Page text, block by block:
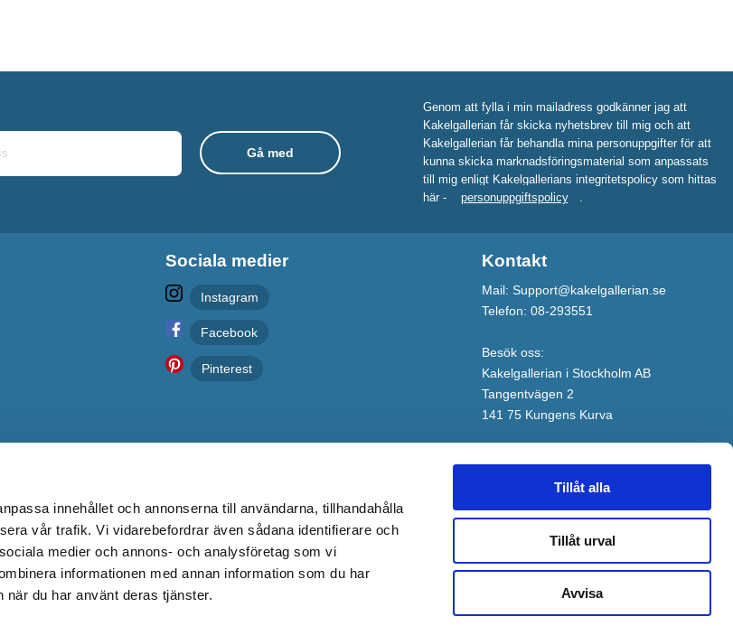
innehållet och annonserna till användarna, tillhandahålla
vår trafik. Vi vidarebefordrar även sådana identifierare och
medier och annons- och analysföretag som vi
informationen med annan information som du har
du har använt deras tjänster.
Tillåt alla
Tillåt urval
Avvisa
Genom att fylla i min mailadress godkänner jag att
Kakelgallerian får skicka nyhetsbrev till mig och att
Kakelgallerian får behandla mina personuppgifter för att
kunna skicka marknadsföringsmaterial som anpassats
till mig enligt Kakelgallerians integritetspolicy som hittas
här -
personuppgiftspolicy
Sociala medier
Instagram
Facebook
Pinterest
Kontakt
Mail: Support@kakelgallerian.se
Telefon: 08-293551
Besök oss:
Kakelgallerian i Stockholm AB
Tangentvägen 2
141 75 Kungens Kurva